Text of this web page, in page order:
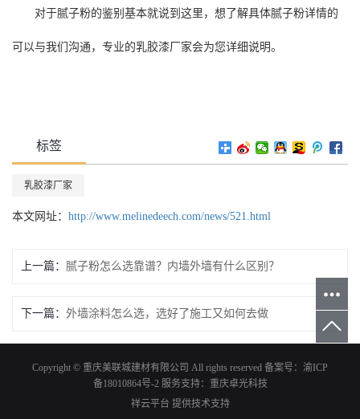
对于腻子粉的鉴别基本就说到这里，想了解具体腻子粉详情的
可以与我们沟通，专业的乳胶漆厂家会为您详细说明。
标签
乳胶漆厂家
本文网址： http://www.melinedeech.com/news/521.html
上一篇： 腻子粉怎么选靠谱？内墙外墙有什么区别？
下一篇： 外墙涂料怎么选，选好了施工又如何去做
Copyright © 重庆美联城建材有限公司 All rights reserved 备案号： 渝ICP
备18010864号-2 服务支持： 重庆卓光科技
祥云平台 提供技术支持